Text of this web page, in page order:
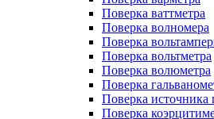
Поверка ваттметра
Поверка волномера
Поверка
Поверка вольтметра
Поверка волюметра
Поверка
Поверка источника
Поверка